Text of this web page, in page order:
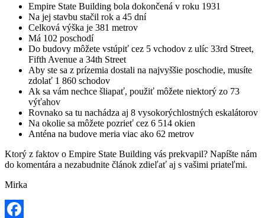
Empire State Building bola dokončená v roku 1931
Na jej stavbu stačil rok a 45 dní
Celková výška je 381 metrov
Má 102 poschodí
Do budovy môžete vstúpiť cez 5 vchodov z ulíc 33rd Street,
Fifth Avenue a 34th Street
Aby ste sa z prízemia dostali na najvyššie poschodie, musíte
zdolať 1 860 schodov
Ak sa vám nechce šliapať, použiť môžete niektorý zo 73
výťahov
Rovnako sa tu nachádza aj 8 vysokorýchlostných eskalátorov
Na okolie sa môžete pozrieť cez 6 514 okien
Anténa na budove meria viac ako 62 metrov
Ktorý z faktov o Empire State Building vás prekvapil? Napíšte nám
do komentára a nezabudnite článok zdieľať aj s vašimi priateľmi.
Mirka